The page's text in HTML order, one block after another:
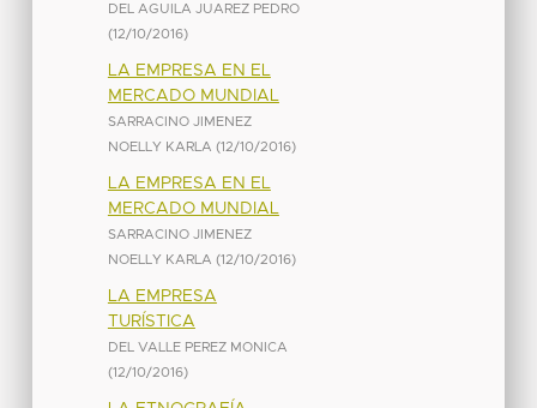
DEL AGUILA JUAREZ PEDRO
(12/10/2016)
LA EMPRESA EN EL
MERCADO MUNDIAL
SARRACINO JIMENEZ
NOELLY KARLA (12/10/2016)
LA EMPRESA EN EL
MERCADO MUNDIAL
SARRACINO JIMENEZ
NOELLY KARLA (12/10/2016)
LA EMPRESA
TURÍSTICA
DEL VALLE PEREZ MONICA
(12/10/2016)